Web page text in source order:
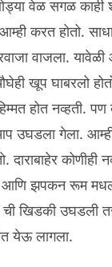
वेळ सगळ
करत होतो.
वाजला.
खूप घाबरलो
होत नव्हती.
उघडला गेला.
दाराबाहेर कोणीही
आणि झपकन रूम
ची खिडकी उघडली
येऊ लागला.